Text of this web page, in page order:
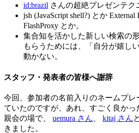
id:brazil さんの超絶プレゼンテク
jsh (JavaScript shell?) とか External
FlashProxy とか。
集合知を活かした新しい検索の
もらうためには、「自分が嬉し
動かない。
スタッフ・発表者の皆様へ謝辞
今回、参加者の名前入りのネームプ
ていたのですが、あれ、すごく良かっ
親会の場で、 uemura さん kitaj さん
きました。